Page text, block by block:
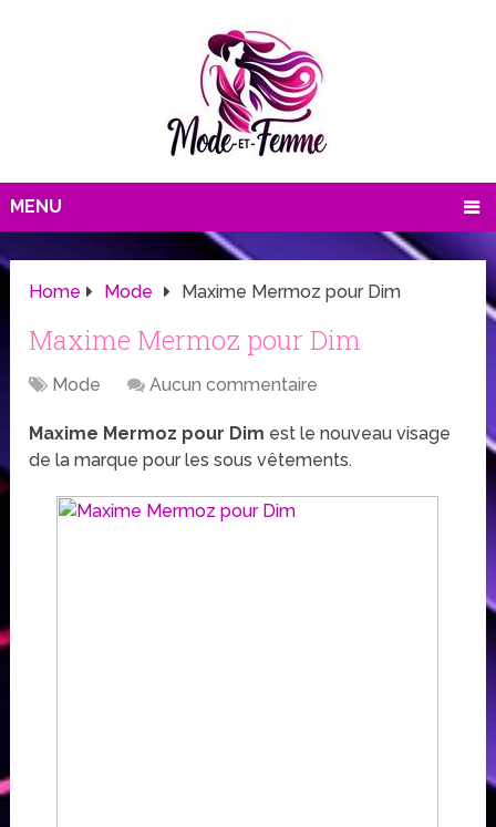
MENU
Home Mode Maxime Mermoz pour Dim
Maxime Mermoz pour Dim
Mode Aucun commentaire
Maxime Mermoz pour Dim est le nouveau visage
de la marque pour les sous vêtements.